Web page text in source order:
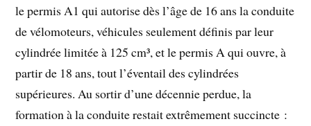
le permis A1 qui autorise dès l’âge de 16 ans la conduite
de vélomoteurs, véhicules seulement définis par leur
cylindrée limitée à 125 cm³, et le permis A qui ouvre, à
partir de 18 ans, tout l’éventail des cylindrées
supérieures. Au sortir d’une décennie perdue, la
formation à la conduite restait extrêmement succincte :